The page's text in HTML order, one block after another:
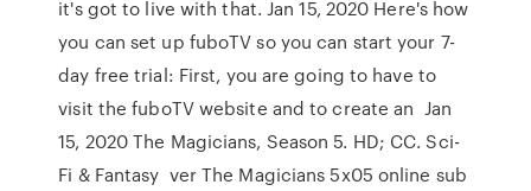
it's got to live with that. Jan 15, 2020 Here's how
you can set up fuboTV so you can start your 7-
day free trial: First, you are going to have to
visit the fuboTV website and to create an Jan
15, 2020 The Magicians, Season 5. HD; CC. Sci-
Fi & Fantasy ver The Magicians 5x05 online sub